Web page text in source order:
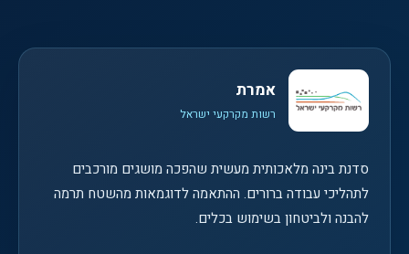
אמרת
רשות מקרקעי ישראל
סדנת בינה מלאכותית מעשית שהפכה מושגים מורכבים
לתהליכי עבודה ברורים. ההתאמה לדוגמאות מהשטח תרמה
להבנה ולביטחון בשימוש בכלים.